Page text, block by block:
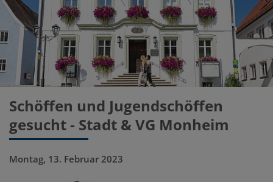
Schöffen und Jugendschöffen
gesucht - Stadt & VG Monheim
Montag, 13. Februar 2023